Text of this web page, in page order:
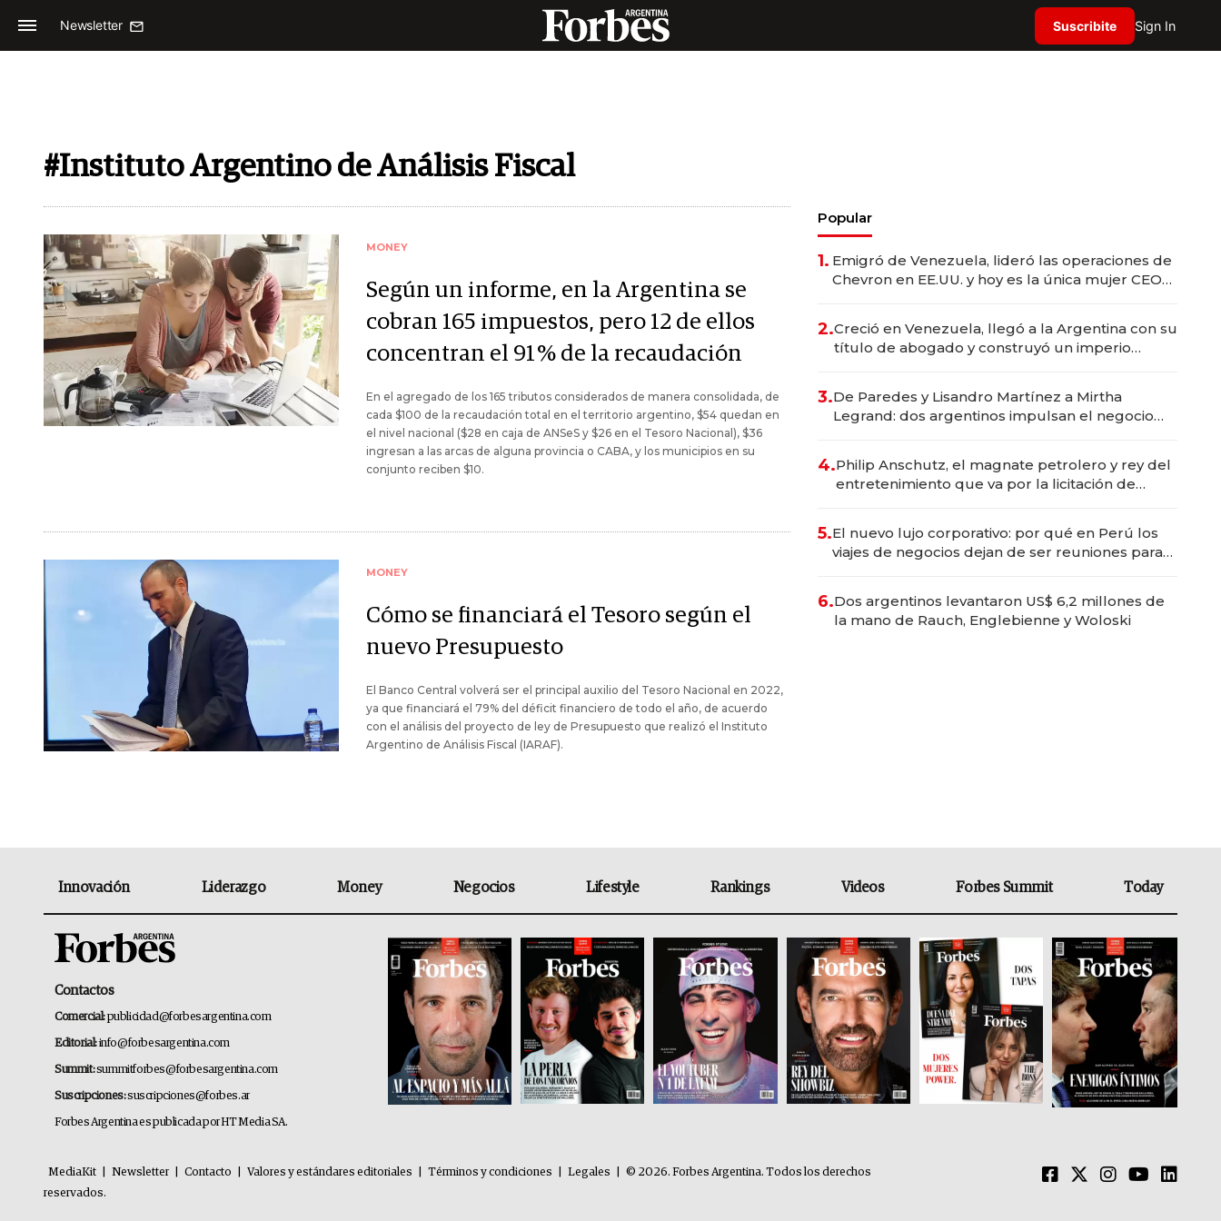
Newsletter Suscribite Sign In
#Instituto Argentino de Análisis Fiscal
MONEY
Según un informe, en la Argentina se
cobran 165 impuestos, pero 12 de ellos
concentran el 91 % de la recaudación
En el agregado de los 165 tributos considerados de manera consolidada, de
cada $100 de la recaudación total en el territorio argentino, $54 quedan en
el nivel nacional ($28 en caja de ANSeS y $26 en el Tesoro Nacional), $36
ingresan a las arcas de alguna provincia o CABA, y los municipios en su
conjunto reciben $10.
MONEY
Cómo se financiará el Tesoro según el
nuevo Presupuesto
El Banco Central volverá ser el principal auxilio del Tesoro Nacional en 2022,
ya que financiará el 79% del déficit financiero de todo el año, de acuerdo
con el análisis del proyecto de ley de Presupuesto que realizó el Instituto
Argentino de Análisis Fiscal (IARAF).
Popular
1. Emigró de Venezuela, lideró las operaciones de
Chevron en EE.UU. y hoy es la única mujer CEO
2.Creció en Venezuela, llegó a la Argentina con su
título de abogado y construyó un imperio
3.De Paredes y Lisandro Martínez a Mirtha
Legrand: dos argentinos impulsan el negocio
4.Philip Anschutz, el magnate petrolero y rey del
entretenimiento que va por la licitación de
5.El nuevo lujo corporativo: por qué en Perú los
viajes de negocios dejan de ser reuniones para
6.Dos argentinos levantaron US$ 6,2 millones de
la mano de Rauch, Englebienne y Woloski
Innovación Liderazgo Money Negocios Lifestyle Rankings Videos Forbes Summit Today
Contactos
Comercial:publicidad@forbesargentina.com
Editorial:info@forbesargentina.com
Summit:summitforbes@forbesargentina.com
Suscripciones:suscripciones@forbes.ar
Forbes Argentina es publicada por HT Media SA.
MediaKit Newsletter Contacto Valores y estándares editoriales Términos y condiciones Legales
© 2026. Forbes Argentina. Todos los derechos
reservados.